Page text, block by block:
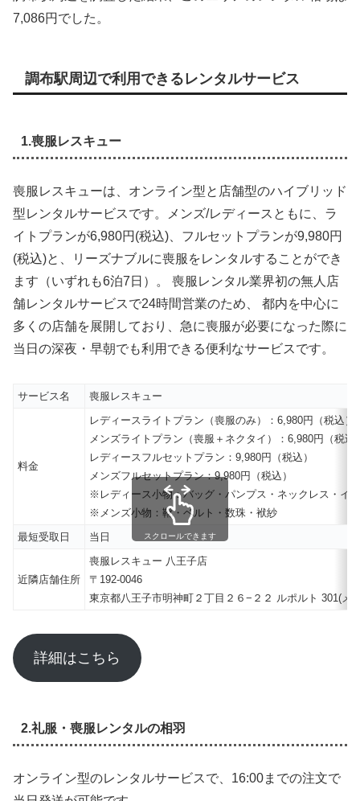
7,086円でした。
調布駅周辺で利用できるレンタルサービス
1.喪服レスキュー
喪服レスキューは、オンライン型と店舗型のハイブリッド
型レンタルサービスです。メンズ/レディースともに、ラ
イトプランが6,980円(税込)、フルセットプランが9,980円
(税込)と、リーズナブルに喪服をレンタルすることができ
ます（いずれも6泊7日）。 喪服レンタル業界初の無人店
舗レンタルサービスで24時間営業のため、 都内を中心に
多くの店舗を展開しており、急に喪服が必要になった際に
当日の深夜・早朝でも利用できる便利なサービスです。
サービス名 喪服レスキュー
料金
レディースライトプラン（喪服のみ）：6,980円（税込）
メンズライトプラン（喪服＋ネクタイ）：6,980円（税込
レディースフルセットプラン：9,980円（税込）
メンズフルセットプラン：9,980円（税込）
※レディース小物：バッグ・パンプス・ネックレス・イ
※メンズ小物：靴・ベルト・数珠・袱紗
最短受取日
当日
近隣店舗住所
喪服レスキュー 八王子店
〒192-0046
東京都八王子市明神町２丁目２６−２２ ルポルト 301(メ
スクロールできます
詳細はこちら
2.礼服・喪服レンタルの相羽
オンライン型のレンタルサービスで、16:00までの注文で